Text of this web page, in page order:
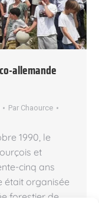
allemande
Par Chaource
1990, le
et
cinq ans
était organisée
forestier de